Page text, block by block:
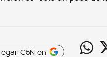
C5N en